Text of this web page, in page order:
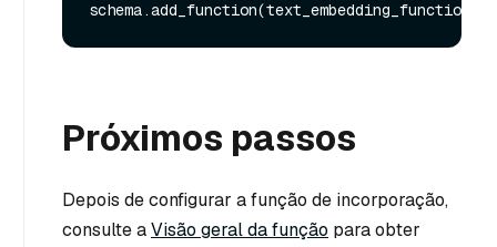
Próximos passos
Depois de configurar a função de incorporação,
consulte aVisão geral da função para obter